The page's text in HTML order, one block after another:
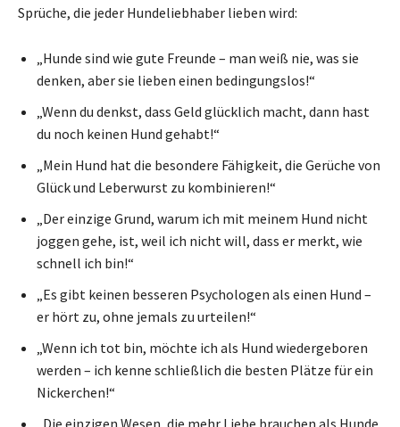
Sprüche, die jeder Hundeliebhaber lieben wird:
„Hunde sind wie gute Freunde – man weiß nie, was sie
denken, aber sie lieben einen bedingungslos!“
„Wenn du denkst, dass Geld glücklich macht, dann hast
du noch keinen Hund gehabt!“
„Mein Hund hat die besondere Fähigkeit, die Gerüche von
Glück und Leberwurst zu kombinieren!“
„Der einzige Grund, warum ich mit meinem Hund nicht
joggen gehe, ist, weil ich nicht will, dass er merkt, wie
schnell ich bin!“
„Es gibt keinen besseren Psychologen als einen Hund –
er hört zu, ohne jemals zu urteilen!“
„Wenn ich tot bin, möchte ich als Hund wiedergeboren
werden – ich kenne schließlich die besten Plätze für ein
Nickerchen!“
„Die einzigen Wesen, die mehr Liebe brauchen als Hunde,